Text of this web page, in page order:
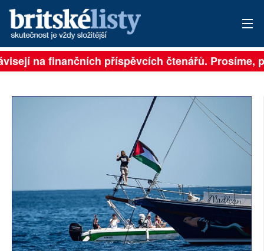
PŘIHLÁSIT
NEJČTENĚJŠÍ ZA 7 DNÍ
AUTOŘI
na finančních příspěvcích čtenářů. Prosíme,